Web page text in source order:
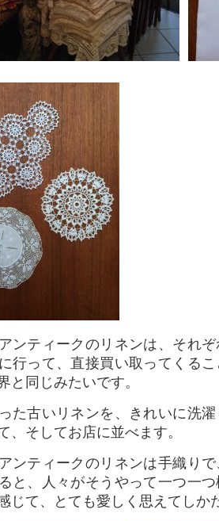
ンティークのリネンは、それ
行って、直接買い取ってくる
と同じみたいです。
った古いリネンを、きれいに洗
、そしてお店に並べます。
ンティークのリネンは手織り
と、人々がそうやって一つ一
じて、とても愛しく思えてしか